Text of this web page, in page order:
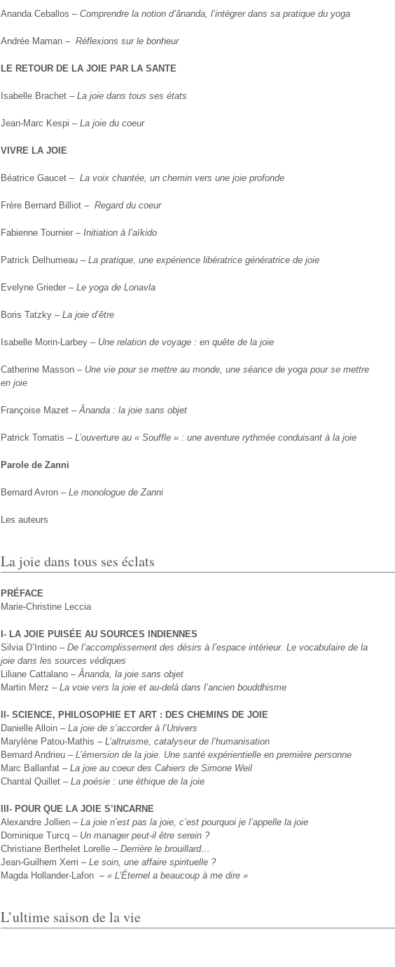
Ananda Ceballos – Comprendre la notion d’ânanda, l’intégrer dans sa pratique du yoga
Andrée Maman – Réflexions sur le bonheur
LE RETOUR DE LA JOIE PAR LA SANTE
Isabelle Brachet – La joie dans tous ses états
Jean-Marc Kespi – La joie du coeur
VIVRE LA JOIE
Béatrice Gaucet – La voix chantée, un chemin vers une joie profonde
Frère Bernard Billiot – Regard du coeur
Fabienne Tournier – Initiation à l’aïkido
Patrick Delhumeau – La pratique, une expérience libératrice génératrice de joie
Evelyne Grieder – Le yoga de Lonavla
Boris Tatzky – La joie d’être
Isabelle Morin-Larbey – Une relation de voyage : en quête de la joie
Catherine Masson – Une vie pour se mettre au monde, une séance de yoga pour se mettre
en joie
Françoise Mazet –Ânanda : la joie sans objet
Patrick Tomatis – L’ouverture au « Souffle » : une aventure rythmée conduisant à la joie
Parole de Zanni
Bernard Avron – Le monologue de Zanni
Les auteurs
La joie dans tous ses éclats
PRÉFACE
Marie-Christine Leccia
I- LA JOIE PUISÉE AU SOURCES INDIENNES
Silvia D’Intino – De l’accomplissement des désirs à l’espace intérieur. Le vocabulaire de la
joie dans les sources védiques
Liliane Cattalano –Ânanda, la joie sans objet
Martin Merz – La voie vers la joie et au-delà dans l’ancien bouddhisme
II- SCIENCE, PHILOSOPHIE ET ART : DES CHEMINS DE JOIE
Danielle Alloin – La joie de s’accorder à l’Univers
Marylène Patou-Mathis – L’altruisme, catalyseur de l’humanisation
Bernard Andrieu – L’émersion de la joie. Une santé expérientielle en première personne
Marc Ballanfat – La joie au coeur des Cahiers de Simone Weil
Chantal Quillet – La poésie : une éthique de la joie
III- POUR QUE LA JOIE S’INCARNE
Alexandre Jollien – La joie n’est pas la joie, c’est pourquoi je l’appelle la joie
Dominique Turcq – Un manager peut-il être serein ?
Christiane Berthelet Lorelle – Derrière le brouillard…
Jean-Guilhem Xerri – Le soin, une affaire spirituelle ?
Magda Hollander-Lafon – « L’Éternel a beaucoup à me dire »
L’ultime saison de la vie